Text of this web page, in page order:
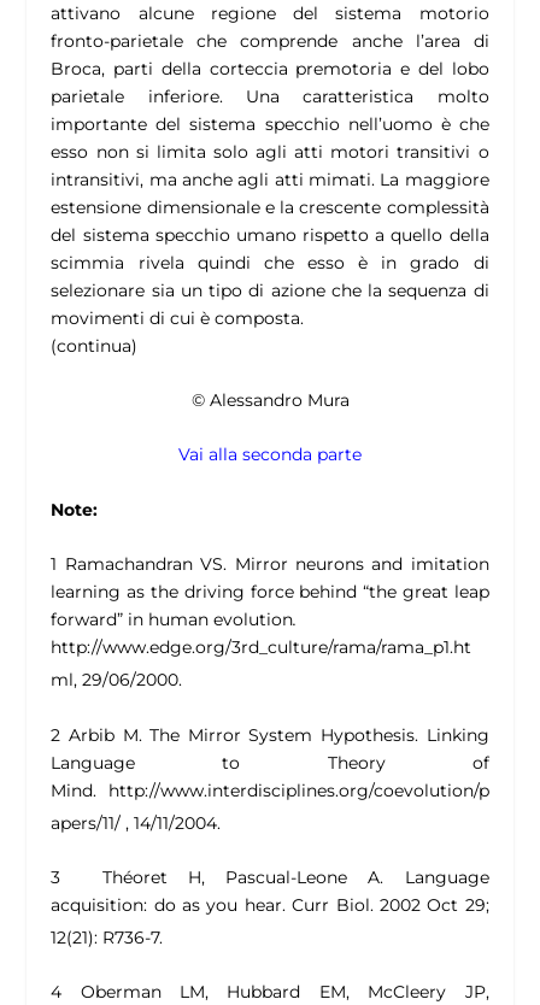
attivano alcune regione del sistema motorio
fronto-parietale che comprende anche l’area di
Broca, parti della corteccia premotoria e del lobo
parietale inferiore. Una caratteristica molto
importante del sistema specchio nell’uomo è che
esso non si limita solo agli atti motori transitivi o
intransitivi, ma anche agli atti mimati. La maggiore
estensione dimensionale e la crescente complessità
del sistema specchio umano rispetto a quello della
scimmia rivela quindi che esso è in grado di
selezionare sia un tipo di azione che la sequenza di
movimenti di cui è composta.
(continua)
© Alessandro Mura
Vai alla seconda parte
Note:
1 Ramachandran VS. Mirror neurons and imitation
learning as the driving force behind “the great leap
forward” in human evolution.
http://www.edge.org/3rd_culture/rama/rama_p1.ht
ml, 29/06/2000.
2 Arbib M.The Mirror System Hypothesis. Linking
Language to Theory of
Mind. http://www.interdisciplines.org/coevolution/p
apers/11/ , 14/11/2004.
3 Théoret H, Pascual-Leone A. Language
acquisition: do as you hear.Curr Biol. 2002 Oct 29;
12(21): R736-7.
4 Oberman LM, Hubbard EM, McCleery JP,